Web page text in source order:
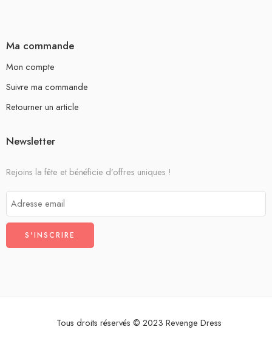
Ma commande
Mon compte
Suivre ma commande
Retourner un article
Newsletter
Rejoins la fête et bénéficie d’offres uniques !
Tous droits réservés © 2023 Revenge Dress